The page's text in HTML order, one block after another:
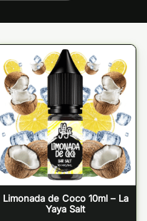
Limonada de Coco 10ml – La
Yaya Salt